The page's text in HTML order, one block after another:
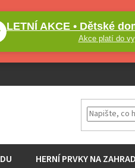
LETNÍ AKCE • Dětské
Akce platí do
HERNÍ PRVKY NA